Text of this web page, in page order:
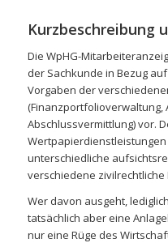
Kurzbeschreibung
Die WpHG-
der Sachkunde in Bezug
Vorgaben der
(Finanzportfolioverwaltung,
Abschlussvermittlung) vor.
unterschiedliche
verschiedene
Wer davon ausgeht,
tatsächlich aber eine
nur eine Rüge des